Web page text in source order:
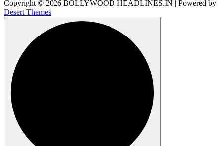
Copyright © 2026 BOLLYWOOD HEADLINES.IN | Powered by
Desert Themes